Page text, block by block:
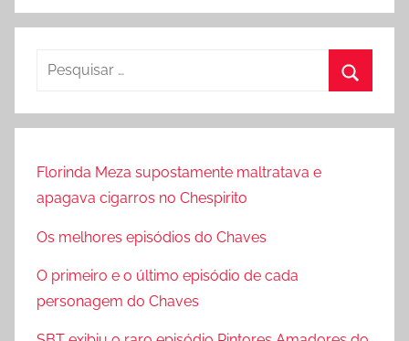
s
u
a
r
r
Florinda Meza supostamente maltratava e
apagava cigarros no Chespirito
Os melhores episódios do Chaves
O primeiro e o último episódio de cada
personagem do Chaves